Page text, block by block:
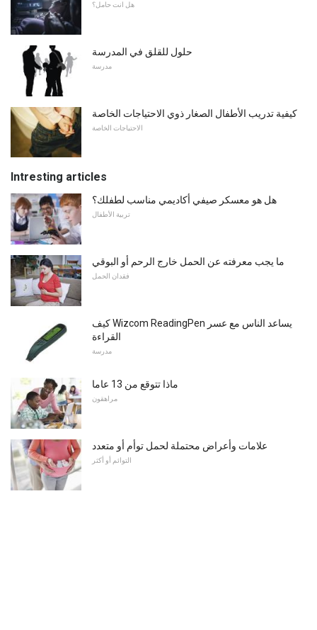
هل انت حامل؟
حلول للقلق في المدرسة
مدرسة
كيفية تدريب الأطفال الصغار ذوي الاحتياجات الخاصة
الاحتياجات الخاصة
Intresting articles
هل هو معسكر صيفي أكاديمي مناسب لطفلك؟
تربية الأطفال
ما يجب معرفته عن الحمل خارج الرحم أو البوقي
فقدان الحمل
كيف Wizcom ReadingPen يساعد الناس مع عسر
القراءة
مدرسة
ماذا تتوقع من 13 عاما
مراهقون
علامات وأعراض محتملة لحمل توأم أو متعدد
التوائم أو أكثر